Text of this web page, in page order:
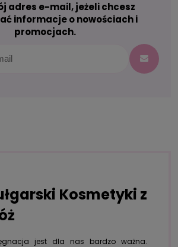
adres e-mail, jeżeli chcesz
informacje o nowościach i
promocjach.
Kosmetyki z
jest dla nas bardzo ważna.